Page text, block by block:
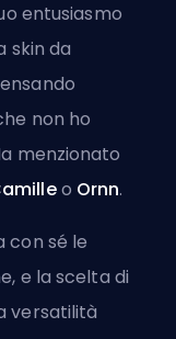
entusiasmo
skin da
non ho
menzionato
o Ornn.
con sé le
e la scelta di
versatilità